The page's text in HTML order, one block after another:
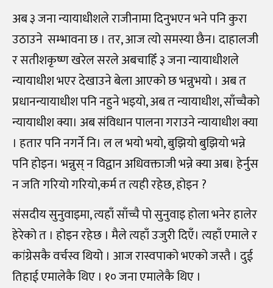
अब ३ जना न्यायाधीशले राजीनामा दिनुभएन भने पनि कुरा
उठाउने सम्भावना छ । तर, आज त्यो समस्या छैन। दाहालजी
र सतीशकृष्ण खरेल सरले अबचाहिँ ३ जना न्यायाधीशले
न्यायाधीश भएर देखाउने बेला आएको छ भन्नुभयो । अब त
प्रधानन्यायाधीश पनि नहुने भइयो, अब त न्यायाधीश, साँच्चैको
न्यायाधीश क्या। अब संविधान पालना गराउने न्यायाधीश क्या
। हतार पनि नगर्ने नि। ल ल भयो भयो, बुझियो बुझियो भन्ने
पनि होइन। भन्नुस् न विद्वान अधिवक्ताजी भन्ने क्या अब। हेर्नुस
न जति गरियो गरियो,कर्म त त्यही रहेछ, होइन ?
संसदीय सुनुवाइमा, त्यहाँ साँच्चै पो सुनुवाइ होला भनेर हालेर
हेरेको त । होइन रहेछ । मैले त्यहाँ उजुरी दिएँ। त्यहाँ एमाले र
कांग्रेसकै वर्चस्व थियो । आज रास्वपाको भएको जस्तै । दुई
तिहाई एमालेकै थिए । १० जना एमालेकै थिए ।